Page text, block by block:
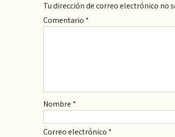
Tu dirección de correo electrónico no
Comentario *
Nombre *
Correo electrónico *